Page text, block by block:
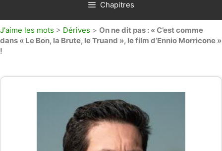
Chapitres
J'aime les mots > Dérives > On ne dit pas : « C’est comme
dans « Le Bon, la Brute, le Truand », le film d’Ennio Morricone »
!